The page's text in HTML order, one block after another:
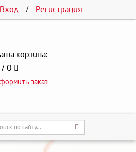
Вход / Регистрация
корзина:
/ 0
заказ